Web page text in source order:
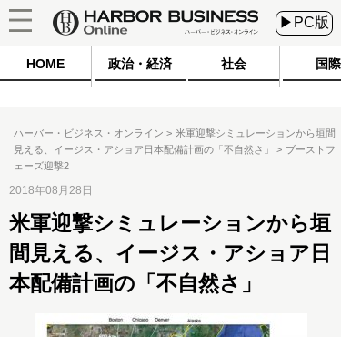
▶PC版
HOME 政治・経済 社会 国際
ハーバー・ビジネス・オンライン
米軍迎撃シミュレーションから垣間
見える、イージス・アショア日本配備計画の「不自然さ」
ブーストフ
ェーズ迎撃2
2018年08月28日
米軍迎撃シミュレーションから垣
間見える、イージス・アショア日
本配備計画の「不自然さ」